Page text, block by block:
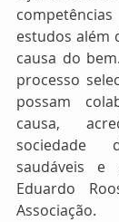
estudos além
causa do
processo
possam
causa,
sociedade
saudáveis e
Eduardo
Associação.